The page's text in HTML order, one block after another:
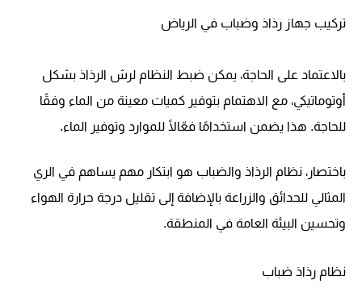
تركيب جهاز رذاذ وضباب في الرياض
بالاعتماد على الحاجة، يمكن ضبط النظام لرش الرذاذ بشكل
أوتوماتيكي، مع الاهتمام بتوفير كميات معينة من الماء وفقًا
للحاجة. هذا يضمن استخدامًا فعّالًا للموارد وتوفير الماء.
باختصار، نظام الرذاذ والضباب هو ابتكار مهم يساهم في الري
المثالي للحدائق والزراعة بالإضافة إلى تقليل درجة حرارة الهواء
وتحسين البيئة العامة في المنطقة.
نظام رذاذ ضباب